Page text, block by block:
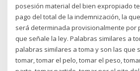
posesión material del bien expropiado
pago del total de la indemnización, la
será determinada provisionalmente por
que señale la ley. Palabras similares a
palabras similares a toma y son las que
tomar, tomar el pelo, tomar el peso,